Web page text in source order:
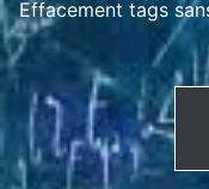
Effacement tags